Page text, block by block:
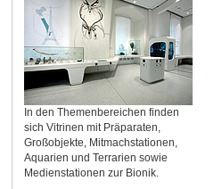
In den Themenbereichen finden
sich Vitrinen mit Präparaten,
Großobjekte, Mitmachstationen,
Aquarien und Terrarien sowie
Medienstationen zur Bionik.